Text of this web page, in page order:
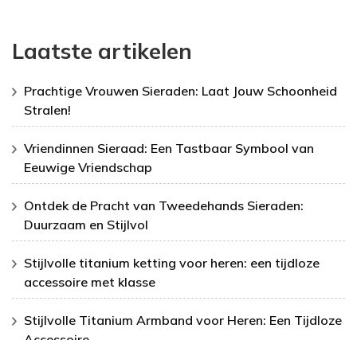
Laatste artikelen
Prachtige Vrouwen Sieraden: Laat Jouw Schoonheid
Stralen!
Vriendinnen Sieraad: Een Tastbaar Symbool van
Eeuwige Vriendschap
Ontdek de Pracht van Tweedehands Sieraden:
Duurzaam en Stijlvol
Stijlvolle titanium ketting voor heren: een tijdloze
accessoire met klasse
Stijlvolle Titanium Armband voor Heren: Een Tijdloze